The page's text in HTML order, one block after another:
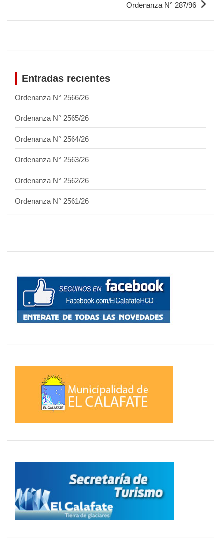
Ordenanza N° 287/96
Entradas recientes
Ordenanza N° 2566/26
Ordenanza N° 2565/26
Ordenanza N° 2564/26
Ordenanza N° 2563/26
Ordenanza N° 2562/26
Ordenanza N° 2561/26